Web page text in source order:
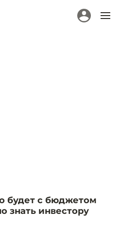
будет с бюджетом
знать инвестору